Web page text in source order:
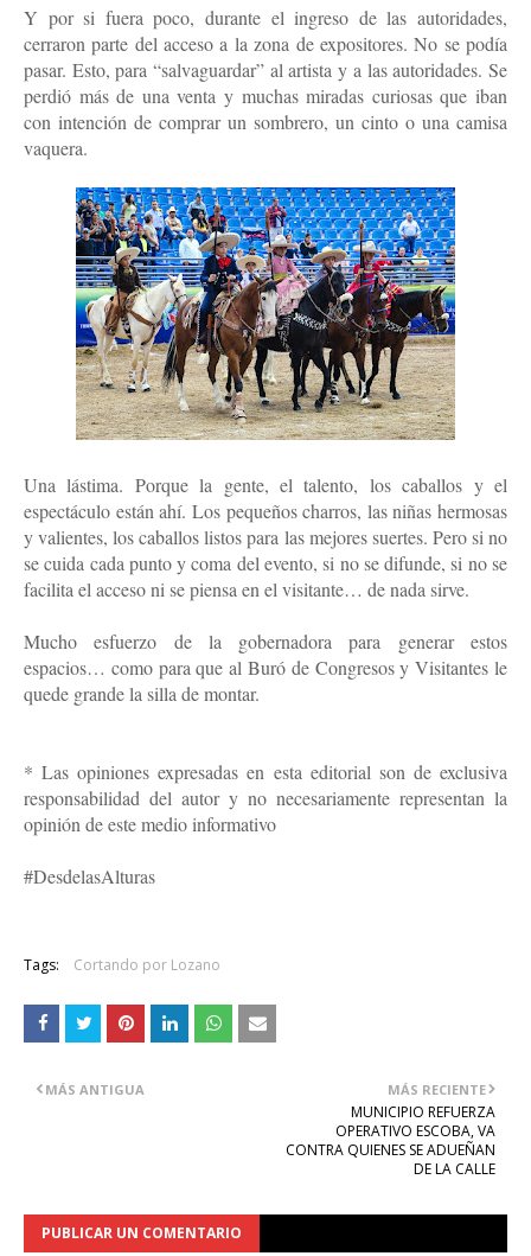
Y por si fuera poco, durante el ingreso de las autoridades,
cerraron parte del acceso a la zona de expositores. No se podía
pasar. Esto, para “salvaguardar” al artista y a las autoridades. Se
perdió más de una venta y muchas miradas curiosas que iban
con intención de comprar un sombrero, un cinto o una camisa
vaquera.
Una lástima. Porque la gente, el talento, los caballos y el
espectáculo están ahí. Los pequeños charros, las niñas hermosas
y valientes, los caballos listos para las mejores suertes. Pero si no
se cuida cada punto y coma del evento, si no se difunde, si no se
facilita el acceso ni se piensa en el visitante… de nada sirve.
Mucho esfuerzo de la gobernadora para generar estos
espacios… como para que al Buró de Congresos y Visitantes le
quede grande la silla de montar.
* Las opiniones expresadas en esta editorial son de exclusiva
responsabilidad del autor y no necesariamente representan la
opinión de este medio informativo
#DesdelasAlturas
Tags: Cortando por Lozano
MÁS RECIENTE
MUNICIPIO REFUERZA
OPERATIVO ESCOBA, VA
CONTRA QUIENES SE ADUEÑAN
DE LA CALLE
MÁS ANTIGUA
PUBLICAR UN COMENTARIO